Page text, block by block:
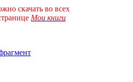
скачать во всех
Мои книги